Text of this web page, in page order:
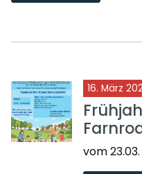
16. März
vom